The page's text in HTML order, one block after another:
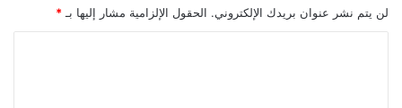
لن يتم نشر عنوان بريدك الإلكتروني. الحقول الإلزامية مشار إليها بـ *